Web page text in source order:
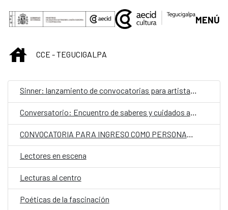
Saltar al contenido principal
MENÚ
INICIOCCE - TEGUCIGALPA
Sinner: lanzamiento de convocatorias para artistas hondureños
Conversatorio: Encuentro de saberes y cuidados ancestrales
Lectores en escena
Lecturas al centro
Poéticas de la fascinación